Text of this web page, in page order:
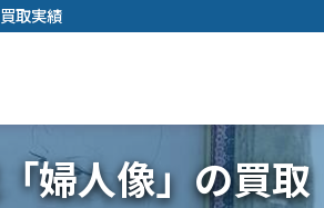
容
キ
プ
取実績
婦人像」の買取